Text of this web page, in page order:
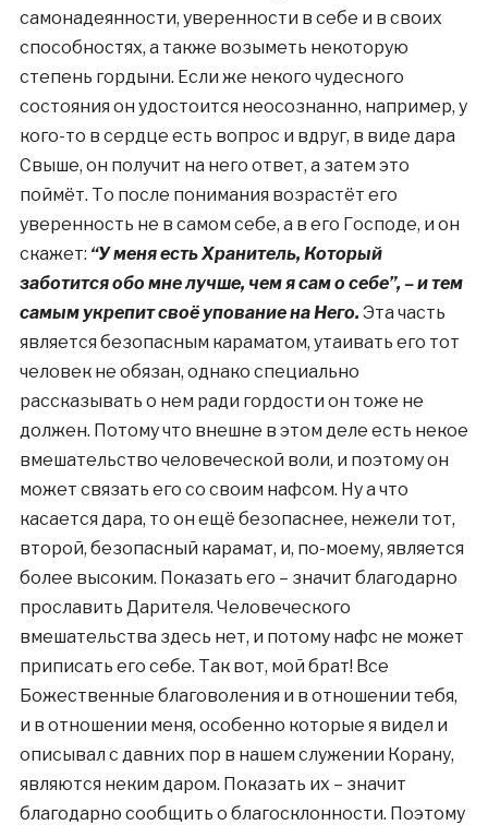
самонадеянности, уверенности в себе и в своих
способностях, а также возыметь некоторую
степень гордыни. Если же некого чудесного
состояния он удостоится неосознанно, например, у
кого-то в сердце есть вопрос и вдруг, в виде дара
Свыше, он получит на него ответ, а затем это
поймёт. То после понимания возрастёт его
уверенность не в самом себе, а в его Господе, и он
скажет: “У меня есть Хранитель, Который
заботится обо мне лучше, чем я сам о себе”, – и тем
самым укрепит своё упование на Него. Эта часть
является безопасным караматом, утаивать его тот
человек не обязан, однако специально
рассказывать о нем ради гордости он тоже не
должен. Потому что внешне в этом деле есть некое
вмешательство человеческой воли, и поэтому он
может связать его со своим нафсом. Ну а что
касается дара, то он ещё безопаснее, нежели тот,
второй, безопасный карамат, и, по-моему, является
более высоким. Показать его – значит благодарно
прославить Дарителя. Человеческого
вмешательства здесь нет, и потому нафс не может
приписать его себе. Так вот, мой брат! Все
Божественные благоволения и в отношении тебя,
и в отношении меня, особенно которые я видел и
описывал с давних пор в нашем служении Корану,
являются неким даром. Показать их – значит
благодарно сообщить о благосклонности. Поэтому